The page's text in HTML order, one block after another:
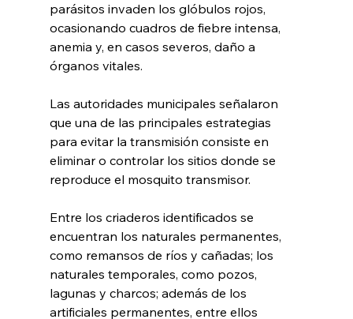
parásitos invaden los glóbulos rojos,
ocasionando cuadros de fiebre intensa,
anemia y, en casos severos, daño a
órganos vitales.
Las autoridades municipales señalaron
que una de las principales estrategias
para evitar la transmisión consiste en
eliminar o controlar los sitios donde se
reproduce el mosquito transmisor.
Entre los criaderos identificados se
encuentran los naturales permanentes,
como remansos de ríos y cañadas; los
naturales temporales, como pozos,
lagunas y charcos; además de los
artificiales permanentes, entre ellos